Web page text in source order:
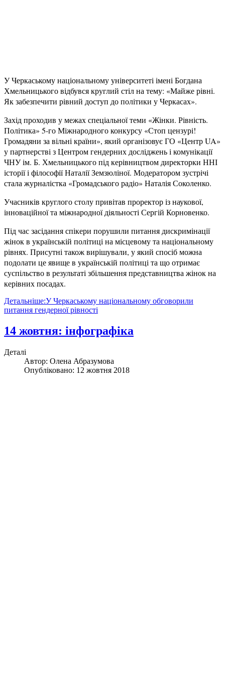
У Черкаському національному університеті імені Богдана
Хмельницького відбувся круглий стіл на тему: «Майже рівні.
Як забезпечити рівний доступ до політики у Черкасах».
Захід проходив у межах спеціальної теми «Жінки. Рівність.
Політика» 5-го Міжнародного конкурсу «Стоп цензурі!
Громадяни за вільні країни», який організовує ГО «Центр UA»
у партнерстві з Центром гендерних досліджень і комунікації
ЧНУ ім. Б. Хмельницького під керівництвом директорки ННІ
історії і філософії Наталії Земзюліної. Модератором зустрічі
стала журналістка «Громадського радіо» Наталія Соколенко.
Учасників круглого столу привітав проректор із наукової,
інноваційної та міжнародної діяльності Сергій Корновенко.
Під час засідання спікери порушили питання дискримінації
жінок в українській політиці на місцевому та національному
рівнях. Присутні також вирішували, у який спосіб можна
подолати це явище в українській політиці та що отримає
суспільство в результаті збільшення представництва жінок на
керівних посадах.
Детальніше:У Черкаському національному обговорили
питання гендерної рівності
14 жовтня: інфографіка
Деталі
Автор: Олена Абразумова
Опубліковано: 12 жовтня 2018